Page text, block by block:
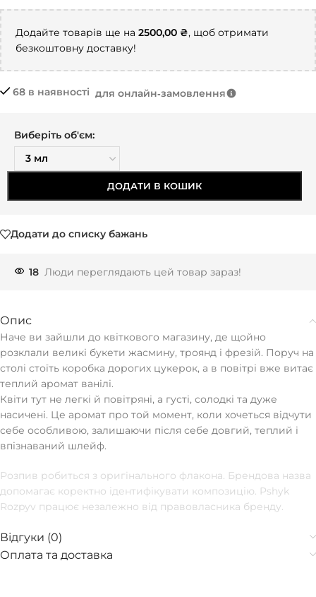
Додайте товарів ще на 2500,00 ₴, щоб отримати
безкоштовну доставку!
68 в наявності для онлайн‑замовлення
Виберіть об'єм:
ДОДАТИ В КОШИК
Додати до списку бажань
18 Люди переглядають цей товар зараз!
Опис
Наче ви зайшли до квіткового магазину, де щойно
розклали великі букети жасмину, троянд і фрезій. Поруч на
столі стоїть коробка дорогих цукерок, а в повітрі вже витає
теплий аромат ванілі.
Квіти тут не легкі й повітряні, а густі, солодкі та дуже
насичені. Це аромат про той момент, коли хочеться відчути
себе особливою, залишаючи після себе довгий, теплий і
впізнаваний шлейф.
Розпив робиться з оригінального флакона. Брендова назва
допомагає коректно ідентифікувати композицію. Pshyk
Rozpyv працює незалежно від правовласника бренду.
Відгуки (0)
Оплата та доставка